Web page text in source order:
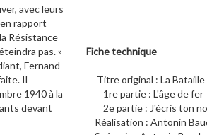
avec leurs
rapport
Résistance
pas. »
Fernand
Il
1940 à la
devant
Fiche technique
Titre original : La Bataille
1re partie : L'âge de fer
2e partie : J'écris ton
Réalisation : Antonin